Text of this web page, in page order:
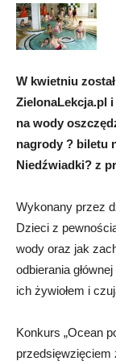
W kwietniu
ZielonaLekcja.pl
na wody
nagrody ? biletu
Niedźwiadki? z
Wykonany przez
Dzieci z
wody oraz jak
odbierania
ich żywiołem i
Konkurs „Ocean